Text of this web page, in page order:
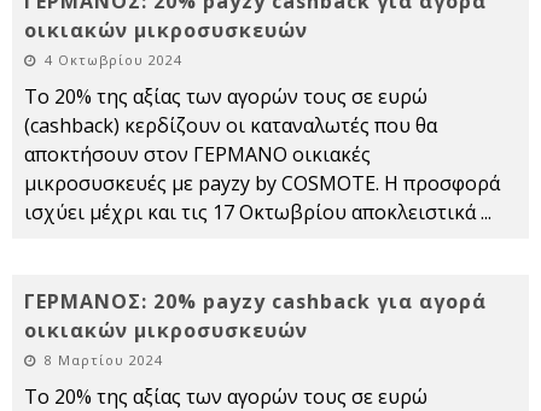
οικιακών μικροσυσκευών
4 Οκτωβρίου 2024
Το 20% της αξίας των αγορών τους σε ευρώ
(cashback) κερδίζουν οι καταναλωτές που θα
αποκτήσουν στον ΓΕΡΜΑΝΟ οικιακές
μικροσυσκευές με payzy by COSMOTE. Η προσφορά
ισχύει μέχρι και τις 17 Οκτωβρίου αποκλειστικά...
ΓΕΡΜΑΝΟΣ: 20% payzy cashback για αγορά
οικιακών μικροσυσκευών
8 Μαρτίου 2024
Το 20% της αξίας των αγορών τους σε ευρώ